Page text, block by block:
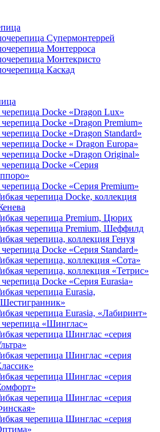
Супермонтеррей
Монтерроса
Монтекристо
Каскад
черепица Docke «Dragon Lux»
черепица Docke «Dragon Premium»
Docke «Dragon Standard»
черепица Docke « Dragon Europa»
черепица Docke «Dragon Original»
черепица Docke «Серия
черепица Docke «Серия Premium»
черепица Docke, коллекция
черепица Premium, Цюрих
черепица Premium, Шеффилд
черепица, коллекция Генуя
черепица Docke «Серия Standard»
черепица, коллекция «Сота»
черепица, коллекция «Тетрис»
черепица Docke «Серия Eurasia»
черепица Eurasia,
черепица Eurasia, «Лабиринт»
черепица «Шинглас»
черепица Шинглас «серия
черепица Шинглас «серия
черепица Шинглас «серия
черепица Шинглас «серия
черепица Шинглас «серия